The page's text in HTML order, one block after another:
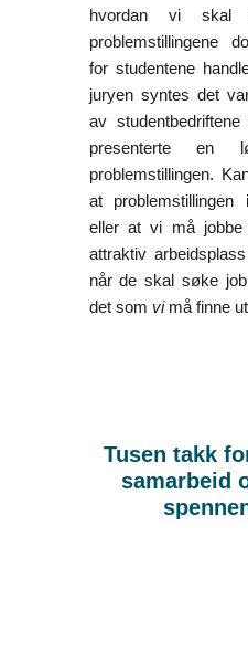
hvordan vi skal
problemstillingene
for studentene
juryen syntes det
av
presenterte en
problemstillingen.
at problemstillingen
eller at vi må
attraktiv
når de skal søke
det som vimå finne
Tusen takk
samarbeid